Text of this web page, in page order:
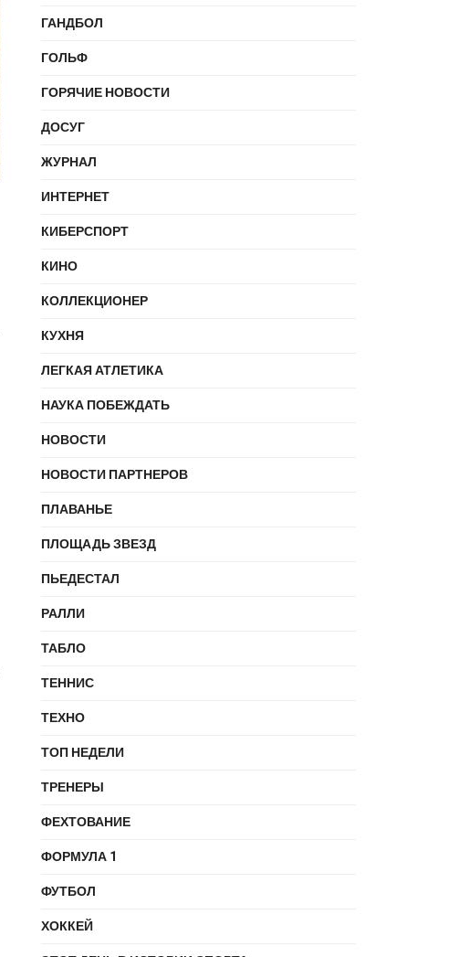
ГАНДБОЛ
ГОЛЬФ
ГОРЯЧИЕ НОВОСТИ
ДОСУГ
ЖУРНАЛ
ИНТЕРНЕТ
КИБЕРСПОРТ
КИНО
КОЛЛЕКЦИОНЕР
КУХНЯ
ЛЕГКАЯ АТЛЕТИКА
НАУКА ПОБЕЖДАТЬ
НОВОСТИ
НОВОСТИ ПАРТНЕРОВ
ПЛАВАНЬЕ
ПЛОЩАДЬ ЗВЕЗД
ПЬЕДЕСТАЛ
РАЛЛИ
ТАБЛО
ТЕННИС
ТЕХНО
ТОП НЕДЕЛИ
ТРЕНЕРЫ
ФЕХТОВАНИЕ
ФОРМУЛА 1
ФУТБОЛ
ХОККЕЙ